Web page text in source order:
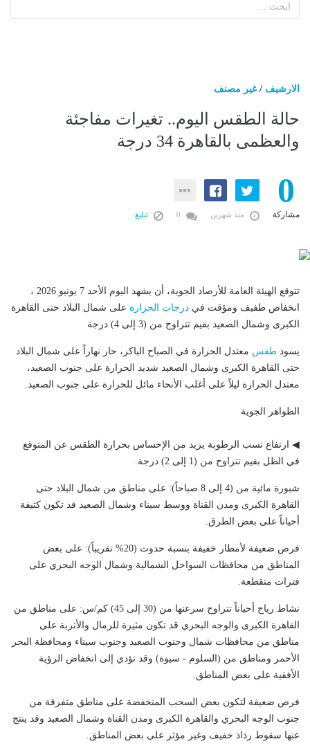
الارشيف /غير مصنف
حالة الطقس اليوم.. تغيرات مفاجئة
والعظمى بالقاهرة 34 درجة
0
مشاركة منذ شهرين تبليغ
تتوقع الهيئة العامة للأرصاد الجوية، أن يشهد اليوم الأحد 7 يونيو 2026 ،
انخفاض طفيف ومؤقت في درجات الحرارة على شمال البلاد حتى القاهرة
الكبرى وشمال الصعيد بقيم تتراوح من (3 إلى 4) درجة
​يسود طقس معتدل الحرارة في الصباح الباكر، حار نهاراً على شمال البلاد
حتى القاهرة الكبرى وشمال الصعيد شديد الحرارة على جنوب الصعيد،
معتدل الحرارة ليلاً على أغلب الأنحاء مائل للحرارة على جنوب الصعيد.
الظواهر الجوية
​◀ ارتفاع نسب الرطوبة يزيد من الإحساس بحرارة الطقس عن المتوقع
في الظل بقيم تتراوح من (1 إلى 2) درجة.
​شبورة مائية من (4 إلى 8 صباحاً): على مناطق من شمال البلاد حتى
القاهرة الكبرى ومدن القناة ووسط سيناء وشمال الصعيد قد تكون كثيفة
أحياناً على بعض الطرق.
​فرص ضعيفة لأمطار خفيفة بنسبة حدوث (20% تقريباً): على بعض
المناطق من محافظات السواحل الشمالية وشمال الوجه البحري على
فترات متقطعة.
​نشاط رياح أحياناً تتراوح سرعتها من (30 إلى 45) كم/س: على مناطق من
القاهرة الكبرى والوجه البحري قد تكون مثيرة للرمال والأتربة على
مناطق من محافظات شمال وجنوب الصعيد وجنوب سيناء ومحافظة البحر
الأحمر ومناطق من (السلوم - سيوة) وقد تؤدي إلى انخفاض الرؤية
الأفقية على بعض المناطق.
​فرص ضعيفة لتكون بعض السحب المنخفضة على مناطق متفرقة من
جنوب الوجه البحري والقاهرة الكبرى ومدن القناة وشمال الصعيد وقد ينتج
عنها سقوط رذاذ خفيف وغير مؤثر على بعض المناطق.